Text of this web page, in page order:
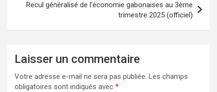
Recul généralisé de l’économie gabonaises au 3ème
trimestre 2025 (officiel)
Laisser un commentaire
Votre adresse e-mail ne sera pas publiée. Les champs
obligatoires sont indiqués avec *